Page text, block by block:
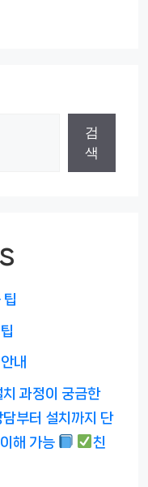
검
색
팁
내
치 과정이 궁금한
담부터 설치까지 단
해 가능
친